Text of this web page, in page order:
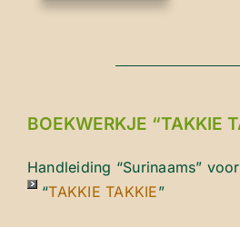
BOEKWERKJE “TAKKIE
Handleiding “Surinaams”
“TAKKIE TAKKIE”